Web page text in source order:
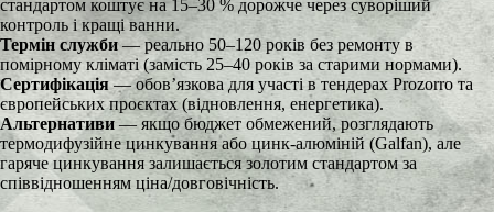
стандартом коштує на 15–30 % дорожче через суворіший
контроль і кращі ванни.
Термін служби — реально 50–120 років без ремонту в
помірному кліматі (замість 25–40 років за старими нормами).
Сертифікація — обов’язкова для участі в тендерах Prozorro та
європейських проєктах (відновлення, енергетика).
Альтернативи — якщо бюджет обмежений, розглядають
термодифузійне цинкування або цинк-алюміній (Galfan), але
гаряче цинкування залишається золотим стандартом за
співвідношенням ціна/довговічність.